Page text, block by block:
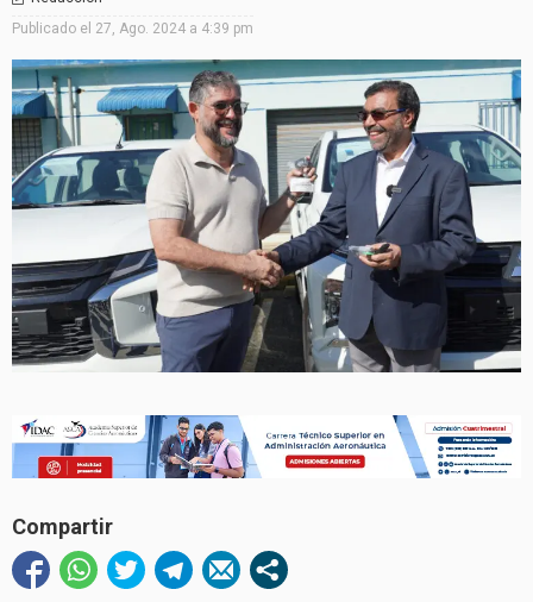
Publicado el 27, Ago. 2024 a 4:39 pm
Compartir